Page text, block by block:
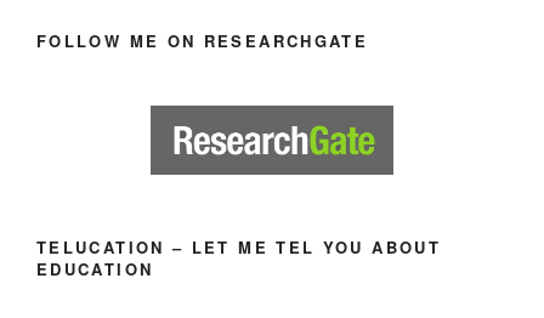
FOLLOW ME ON RESEARCHGATE
TELUCATION – LET ME TEL YOU ABOUT
EDUCATION